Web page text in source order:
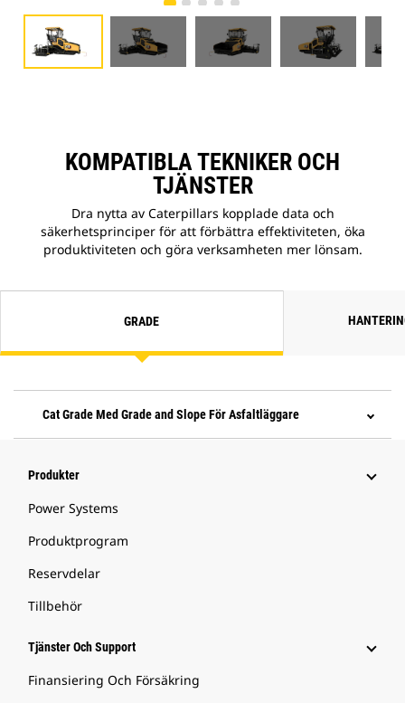
KOMPATIBLA TEKNIKER OCH
TJÄNSTER
Dra nytta av Caterpillars kopplade data och
säkerhetsprinciper för att förbättra effektiviteten, öka
produktiviteten och göra verksamheten mer lönsam.
GRADE
Cat Grade Med Grade and Slope För Asfaltläggare
Produkter
Power Systems
Produktprogram
Reservdelar
Tillbehör
Tjänster Och Support
Finansiering Och Försäkring